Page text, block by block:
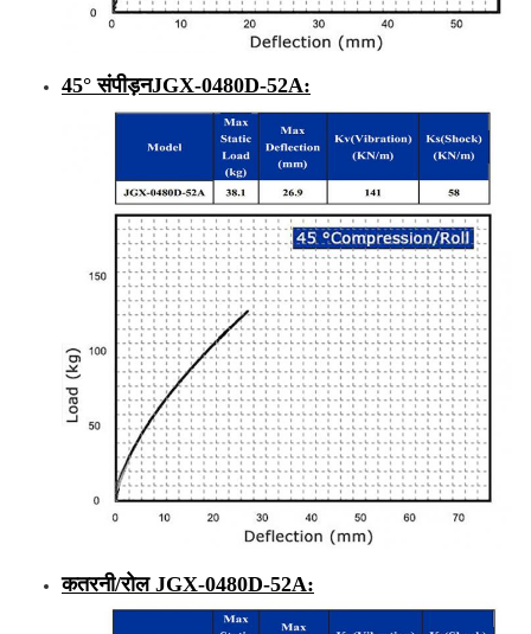
45° संपीड़नJGX-0480D-52A:
कतरनी/रोल JGX-0480D-52A: